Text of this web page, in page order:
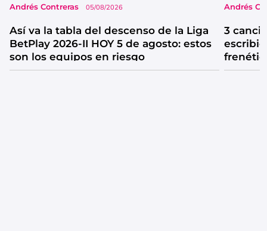
Andrés Contreras 05/08/2026
Así va la tabla del descenso de la Liga
BetPlay 2026-II HOY 5 de agosto: estos
son los equipos en riesgo
Andrés
3